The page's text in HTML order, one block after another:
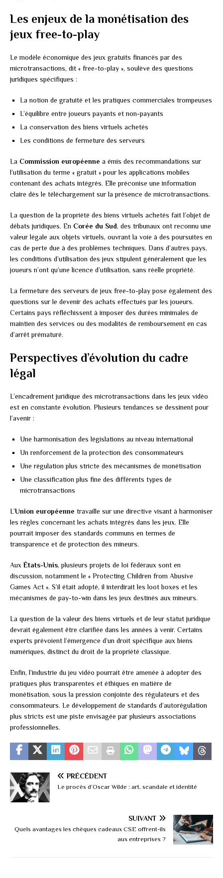
Les enjeux de la monétisation des
jeux free-to-play
Le modèle économique des jeux gratuits financés par des
microtransactions, dit « free-to-play », soulève des questions
juridiques spécifiques :
La notion de gratuité et les pratiques commerciales trompeuses
L’équilibre entre joueurs payants et non-payants
La conservation des biens virtuels achetés
Les conditions de fermeture des serveurs
La Commission européenne a émis des recommandations sur
l’utilisation du terme « gratuit » pour les applications mobiles
contenant des achats intégrés. Elle préconise une information
claire dès le téléchargement sur la présence de microtransactions.
La question de la propriété des biens virtuels achetés fait l’objet de
débats juridiques. En Corée du Sud, des tribunaux ont reconnu une
valeur légale aux objets virtuels, ouvrant la voie à des poursuites en
cas de perte due à des problèmes techniques. Dans d’autres pays,
les conditions d’utilisation des jeux stipulent généralement que les
joueurs n’ont qu’une licence d’utilisation, sans réelle propriété.
La fermeture des serveurs de jeux free-to-play pose également des
questions sur le devenir des achats effectués par les joueurs.
Certains pays réfléchissent à imposer des durées minimales de
maintien des services ou des modalités de remboursement en cas
d’arrêt prématuré.
Perspectives d’évolution du cadre
légal
L’encadrement juridique des microtransactions dans les jeux vidéo
est en constante évolution. Plusieurs tendances se dessinent pour
l’avenir :
Une harmonisation des législations au niveau international
Un renforcement de la protection des consommateurs
Une régulation plus stricte des mécanismes de monétisation
Une classification plus fine des différents types de
microtransactions
L’Union européenne travaille sur une directive visant à harmoniser
les règles concernant les achats intégrés dans les jeux. Elle
pourrait imposer des standards communs en termes de
transparence et de protection des mineurs.
Aux États-Unis, plusieurs projets de loi fédéraux sont en
discussion, notamment le « Protecting Children from Abusive
Games Act ». S’il était adopté, il interdirait les loot boxes et les
mécanismes de pay-to-win dans les jeux destinés aux mineurs.
La question de la valeur des biens virtuels et de leur statut juridique
devrait également être clarifiée dans les années à venir. Certains
experts prévoient l’émergence d’un droit spécifique aux biens
numériques, distinct du droit de la propriété classique.
Enfin, l’industrie du jeu vidéo pourrait être amenée à adopter des
pratiques plus transparentes et éthiques en matière de
monétisation, sous la pression conjointe des régulateurs et des
consommateurs. Le développement de standards d’autorégulation
plus stricts est une piste envisagée par plusieurs associations
professionnelles.
PRÉCÉDENT
Le procès d’Oscar Wilde : art, scandale et identité
SUIVANT
Quels avantages les chèques cadeaux CSE offrent-ils
aux entreprises ?